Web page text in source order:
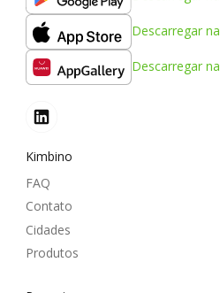
Descarregar na
Descarregar na
Kimbino
FAQ
Contato
Cidades
Produtos